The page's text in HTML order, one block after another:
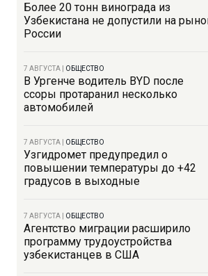
Более 20 тонн винограда из
Узбекистана не допустили на
России
7 АВГУСТА ОБЩЕСТВО
В Ургенче водитель BYD после
ссоры протаранил несколько
автомобилей
7 АВГУСТА ОБЩЕСТВО
Узгидромет предупредил о
повышении температуры до +42
градусов в выходные
7 АВГУСТА ОБЩЕСТВО
Агентство миграции расширило
программу трудоустройства
узбекистанцев в США